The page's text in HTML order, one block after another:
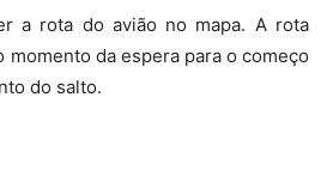
a rota do avião no mapa. A rota
momento da espera para o começo
do salto.